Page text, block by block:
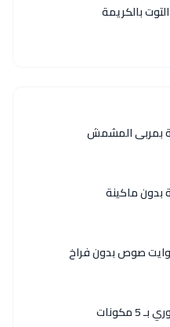
بالكريمة
بمربى المشمش
بدون ماكينة
صوص بدون فراخ